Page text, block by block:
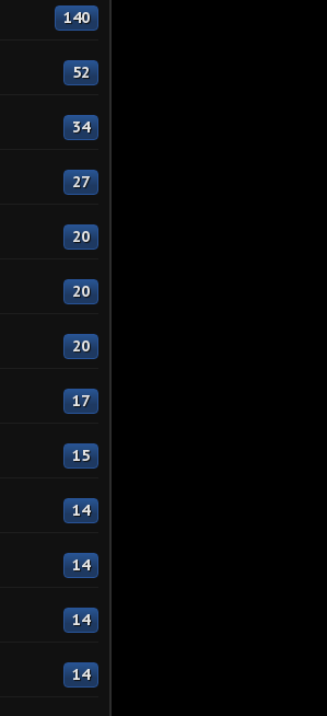
140
52
34
27
20
20
20
17
15
14
14
14
14